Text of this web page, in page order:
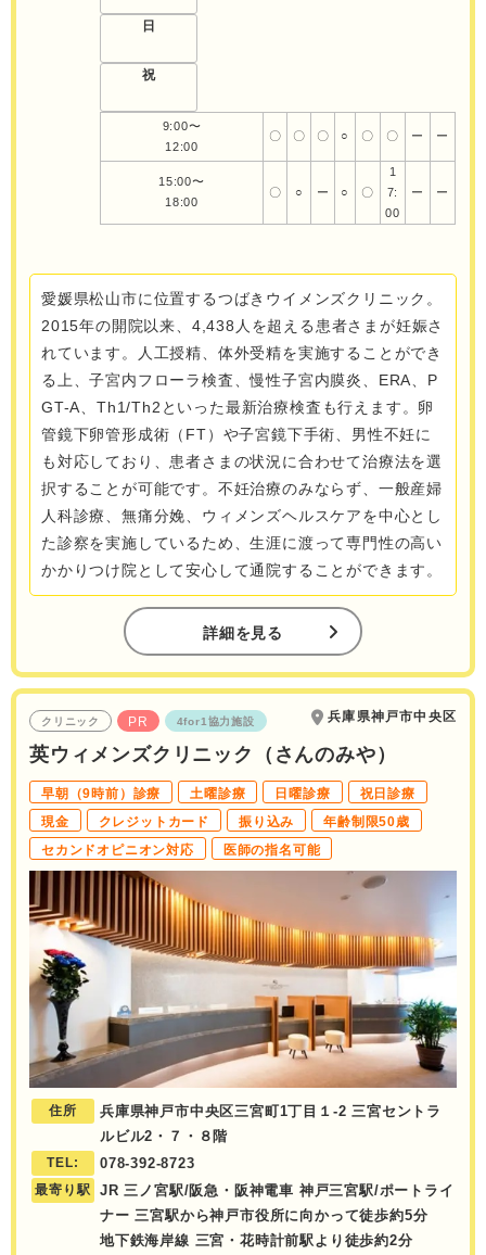
日
祝
9:00〜
12:00
〇 〇 〇 ○ 〇 〇 ー ー
15:00〜
18:00
〇 ○ ー ○ 〇
1
7:
00
ー ー
愛媛県松山市に位置するつばきウイメンズクリニック。
2015年の開院以来、4,438人を超える患者さまが妊娠さ
れています。人工授精、体外受精を実施することができ
る上、子宮内フローラ検査、慢性子宮内膜炎、ERA、P
GT-A、Th1/Th2といった最新治療検査も行えます。卵
管鏡下卵管形成術（FT）や子宮鏡下手術、男性不妊に
も対応しており、患者さまの状況に合わせて治療法を選
択することが可能です。不妊治療のみならず、一般産婦
人科診療、無痛分娩、ウィメンズヘルスケアを中心とし
た診察を実施しているため、生涯に渡って専門性の高い
かかりつけ院として安心して通院することができます。
詳細を見る
クリニック PR 4for1協力施設 兵庫県神戸市中央区
英ウィメンズクリニック（さんのみや）
早朝（9時前）診療 土曜診療 日曜診療
祝日診療
現金
クレジットカード 振り込み
年齢制限50歳
セカンドオピニオン対応
医師の指名可能
住所
兵庫県神戸市中央区三宮町1丁目１-2 三宮セントラ
ルビル2・７・８階
TEL: 078-392-8723
最寄り駅
JR 三ノ宮駅/阪急・阪神電車 神戸三宮駅/ポートライ
ナー 三宮駅から神戸市役所に向かって徒歩約5分
地下鉄海岸線 三宮・花時計前駅より徒歩約2分